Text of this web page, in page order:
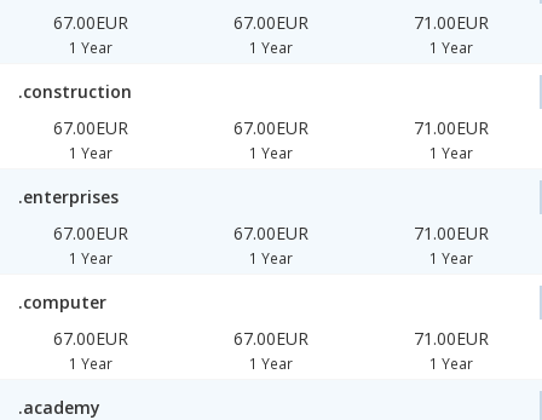
67.00EUR
1 Year
67.00EUR
1 Year
71.00EUR
1 Year
.construction
67.00EUR
1 Year
67.00EUR
1 Year
71.00EUR
1 Year
.enterprises
67.00EUR
1 Year
67.00EUR
1 Year
71.00EUR
1 Year
.computer
67.00EUR
1 Year
67.00EUR
1 Year
71.00EUR
1 Year
.academy